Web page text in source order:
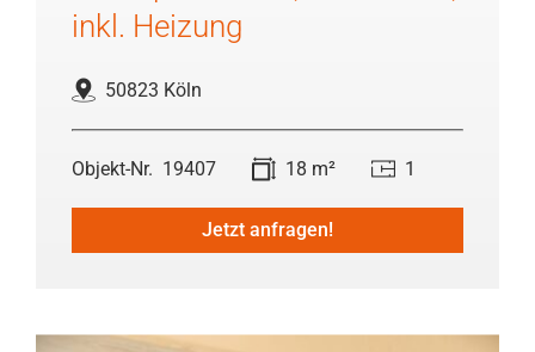
inkl. Heizung
50823 Köln
19407 18 m² 1
Jetzt anfragen!